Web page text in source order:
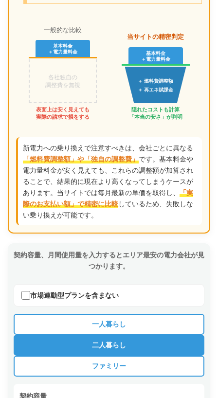
一般的な比較
基本料金
＋電力量料金
各社独自の
調整費を無視
表面上は安く見えても
実際の請求で損をする
当サイトの精密判定
基本料金
＋電力量料金
＋ 燃料費調整額
＋ 再エネ賦課金
隠れたコストも計算
「本当の安さ」が判明
新電力への乗り換えで注意すべきは、会社ごとに異なる
「燃料費調整額」や「独自の調整費」です。基本料金や
電力量料金が安く見えても、これらの調整額が加算され
ることで、結果的に現在より高くなってしまうケースが
あります。当サイトでは毎月最新の単価を取得し、 「実
際のお支払い額」で精密に比較しているため、失敗しな
い乗り換えが可能です。
契約容量、月間使用量を入力するとエリア最安の電力会社が見
つかります。
市場連動型プランを含まない
一人暮らし
二人暮らし
ファミリー
契約容量